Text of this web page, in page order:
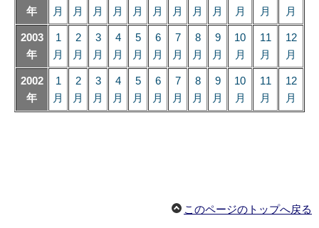
年
月
月
月
月
月
月
月
月
月
月
月
月
2003
年
1
月
2
月
3
月
4
月
5
月
6
月
7
月
8
月
9
月
10
月
11
月
12
月
2002
年
1
月
2
月
3
月
4
月
5
月
6
月
7
月
8
月
9
月
10
月
11
月
12
月
このページのトップへ戻る